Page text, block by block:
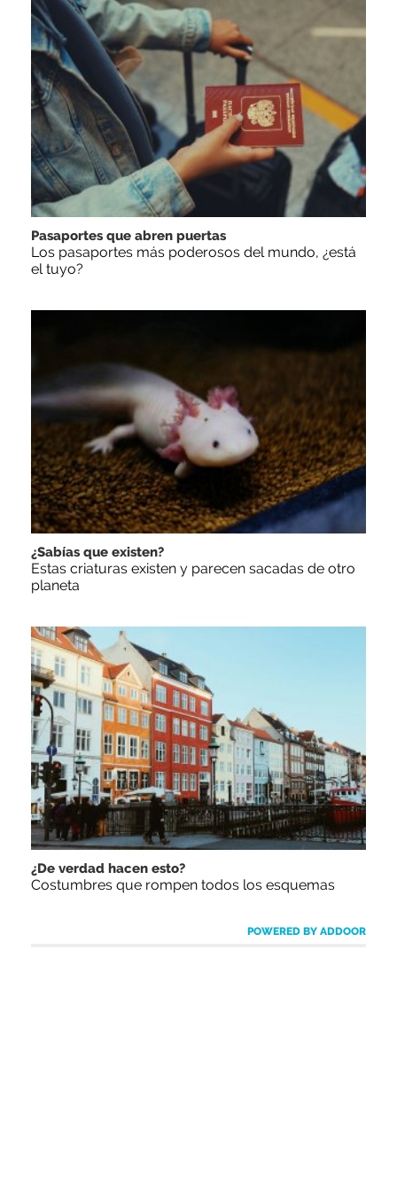
Pasaportes que abren puertas
Los pasaportes más poderosos del mundo, ¿está
el tuyo?
¿Sabías que existen?
Estas criaturas existen y parecen sacadas de otro
planeta
¿De verdad hacen esto?
Costumbres que rompen todos los esquemas
POWERED BY ADDOOR